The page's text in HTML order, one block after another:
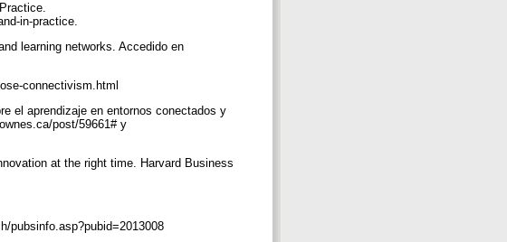
in-practice.
learning networks. Accedido en
connectivism.html
el aprendizaje en entornos conectados y
post/59661# y
at the right time. Harvard Business
pubsinfo.asp?pubid=2013008